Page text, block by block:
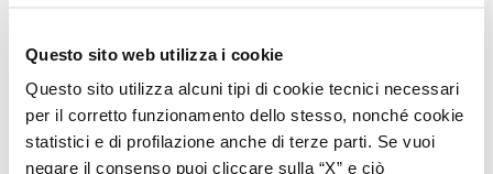
Questo sito web utilizza i cookie
Questo sito utilizza alcuni tipi di cookie tecnici necessari
per il corretto funzionamento dello stesso, nonché cookie
statistici e di profilazione anche di terze parti. Se vuoi
negare il consenso puoi cliccare sulla “X” e ciò
Bisherige Nächster
Vor 3 Tagen
Ho acquistato l'orologio Longines Conquest e l'esperienza è
stata eccellente. Anche il servizio è stato impeccabile: